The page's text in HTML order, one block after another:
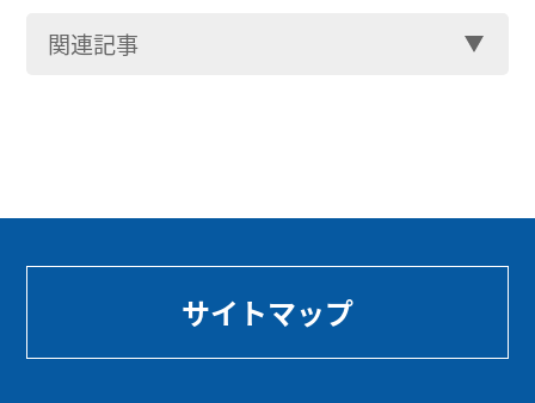
関連記事
サイトマップ